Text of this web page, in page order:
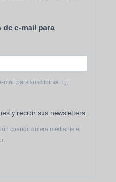
de e-mail para
mail para suscribirse. Ej.:
y recibir sus newsletters.
cuando quiera mediante el